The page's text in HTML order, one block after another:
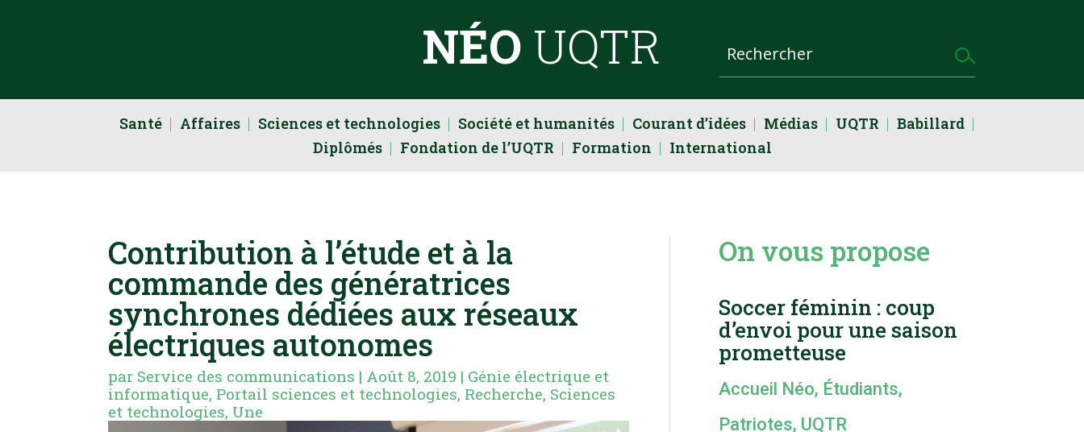
NÉO UQTR
Santé Affaires Sciences et technologies Société et humanités Courant d’idées Médias UQTR
Babillard
Diplômés
Fondation de l’UQTR Formation International
Contribution à l’étude et à la
commande des génératrices
synchrones dédiées aux réseaux
électriques autonomes
par Service des communications | Août 8, 2019 | Génie électrique et
informatique, Portail sciences et technologies, Recherche, Sciences
et technologies, Une
On vous propose
Soccer féminin : coup
d’envoi pour une saison
prometteuse
Accueil Néo, Étudiants,
Patriotes, UQTR